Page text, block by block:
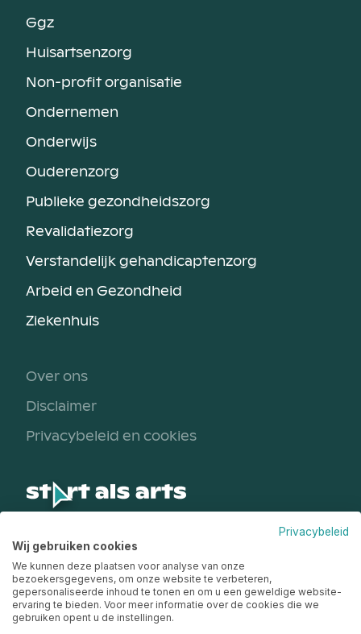
Ggz
Huisartsenzorg
Non-profit organisatie
Ondernemen
Onderwijs
Ouderenzorg
Publieke gezondheidszorg
Revalidatiezorg
Verstandelijk gehandicaptenzorg
Arbeid en Gezondheid
Ziekenhuis
Een initiatief van
Over ons
Disclaimer
Privacybeleid en cookies
Privacybeleid
Wij gebruiken cookies
We kunnen deze plaatsen voor analyse van onze
bezoekersgegevens, om onze website te verbeteren,
gepersonaliseerde inhoud te tonen en om u een geweldige website-
ervaring te bieden. Voor meer informatie over de cookies die we
gebruiken opent u de instellingen.